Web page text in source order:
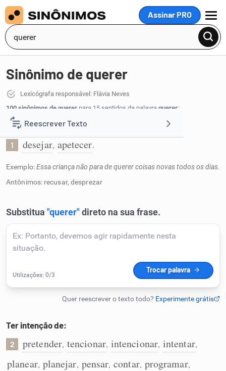
Assinar PRO
MENU
Reescrever Texto
Resumir Texto
Corrigir Texto
Detector de IA
Humanizador de IA
Conexões
Caça-palavras
Sinônimo de querer
Lexicógrafa responsável: Flávia Neves
100 sinônimos de querer para 15 sentidos da palavra querer:
Ter vontade:
1 desejar, apetecer.
Exemplo:Essa criança não para de querer coisas novas todos os dias.
Antônimos: recusar, desprezar
Ter intenção de:
2 pretender, tencionar, intencionar, intentar,
planear, planejar, pensar, contar, programar,